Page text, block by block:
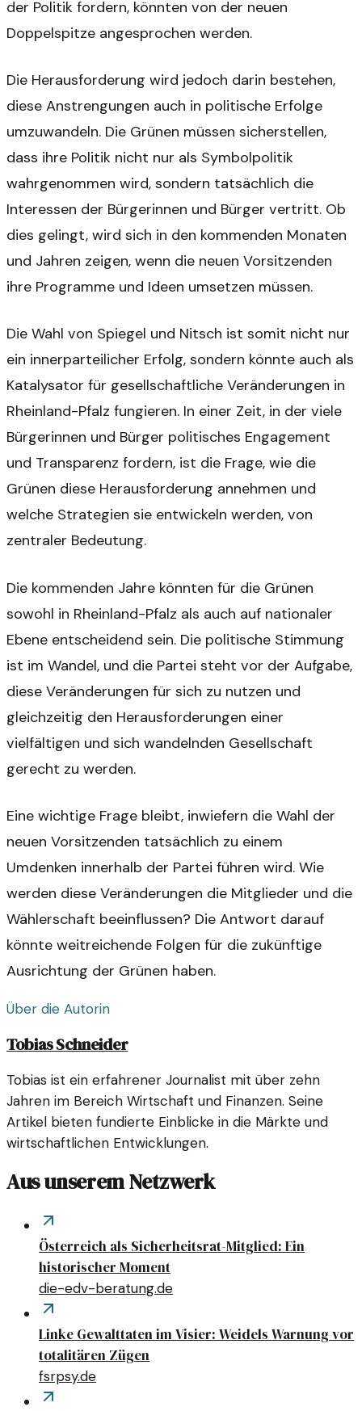
der Politik fordern, könnten von der neuen
Doppelspitze angesprochen werden.
Die Herausforderung wird jedoch darin bestehen,
diese Anstrengungen auch in politische Erfolge
umzuwandeln. Die Grünen müssen sicherstellen,
dass ihre Politik nicht nur als Symbolpolitik
wahrgenommen wird, sondern tatsächlich die
Interessen der Bürgerinnen und Bürger vertritt. Ob
dies gelingt, wird sich in den kommenden Monaten
und Jahren zeigen, wenn die neuen Vorsitzenden
ihre Programme und Ideen umsetzen müssen.
Die Wahl von Spiegel und Nitsch ist somit nicht nur
ein innerparteilicher Erfolg, sondern könnte auch als
Katalysator für gesellschaftliche Veränderungen in
Rheinland-Pfalz fungieren. In einer Zeit, in der viele
Bürgerinnen und Bürger politisches Engagement
und Transparenz fordern, ist die Frage, wie die
Grünen diese Herausforderung annehmen und
welche Strategien sie entwickeln werden, von
zentraler Bedeutung.
Die kommenden Jahre könnten für die Grünen
sowohl in Rheinland-Pfalz als auch auf nationaler
Ebene entscheidend sein. Die politische Stimmung
ist im Wandel, und die Partei steht vor der Aufgabe,
diese Veränderungen für sich zu nutzen und
gleichzeitig den Herausforderungen einer
vielfältigen und sich wandelnden Gesellschaft
gerecht zu werden.
Eine wichtige Frage bleibt, inwiefern die Wahl der
neuen Vorsitzenden tatsächlich zu einem
Umdenken innerhalb der Partei führen wird. Wie
werden diese Veränderungen die Mitglieder und die
Wählerschaft beeinflussen? Die Antwort darauf
könnte weitreichende Folgen für die zukünftige
Ausrichtung der Grünen haben.
Über die Autorin
Tobias Schneider
Tobias ist ein erfahrener Journalist mit über zehn
Jahren im Bereich Wirtschaft und Finanzen. Seine
Artikel bieten fundierte Einblicke in die Märkte und
wirtschaftlichen Entwicklungen.
Aus unserem Netzwerk
Österreich als Sicherheitsrat-Mitglied: Ein
historischer Moment
die-edv-beratung.de
Linke Gewalttaten im Visier: Weidels Warnung vor
totalitären Zügen
fsrpsy.de